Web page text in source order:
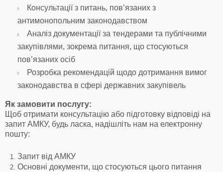
Консультації з питань, пов’язаних з
антимонопольним законодавством
Аналіз документації за тендерами та публічними
закупівлями, зокрема питання, що стосуються
пов’язаних осіб
Розробка рекомендацій щодо дотримання вимог
законодавства в сфері державних закупівель
Як замовити послугу:
Щоб отримати консультацію або підготовку відповіді на
запит АМКУ, будь ласка, надішліть нам на електронну
пошту:
Запит від АМКУ
Основні документи, що стосуються цього питання